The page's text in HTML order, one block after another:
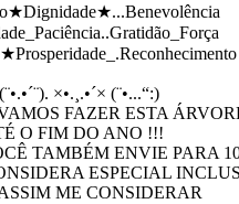
×•.¸.•´× (¨•...“:)
FAZER ESTA
O FIM DO ANO !!!
TAMBÉM ENVIE PARA
ESPECIAL
ME CONSIDERAR